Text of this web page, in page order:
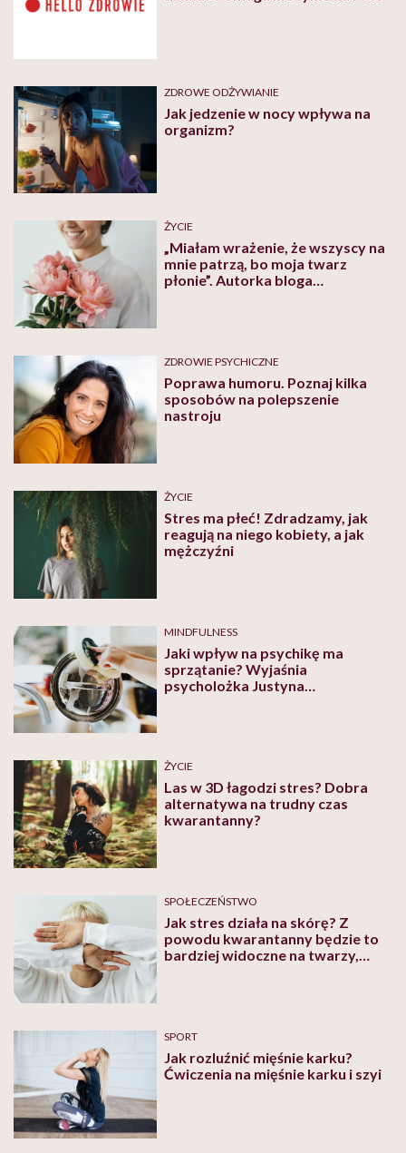
ZDROWE ODŻYWIANIE
Jak jedzenie w nocy wpływa na
organizm?
ŻYCIE
„Miałam wrażenie, że wszyscy na
mnie patrzą, bo moja twarz
płonie”. Autorka bloga
ZDROWIE PSYCHICZNE
Poprawa humoru. Poznaj kilka
sposobów na polepszenie
nastroju
ŻYCIE
Stres ma płeć! Zdradzamy, jak
reagują na niego kobiety, a jak
mężczyźni
MINDFULNESS
Jaki wpływ na psychikę ma
sprzątanie? Wyjaśnia
psycholożka Justyna
ŻYCIE
Las w 3D łagodzi stres? Dobra
alternatywa na trudny czas
kwarantanny?
SPOŁECZEŃSTWO
Jak stres działa na skórę? Z
powodu kwarantanny będzie to
bardziej widoczne na twarzy,
SPORT
Jak rozluźnić mięśnie karku?
Ćwiczenia na mięśnie karku i szyi